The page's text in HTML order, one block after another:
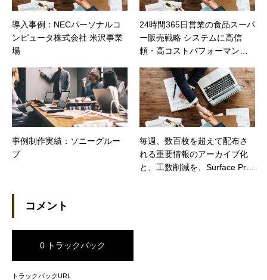
導入事例：NECパーソナルコ
ンピュータ株式会社 米沢事業
場
24時間365日営業の食品スーパ
ー販売戦略 システムに高信
頼・高コストパフォーマンス
事例制作実績：ソニーグルー
プ
毎週、数百枚を超えて配布さ
れる重要情報のアーカイブ化
と、工数削減を、Surface Pro
コメント
0 トラックバック
トラックバックURL